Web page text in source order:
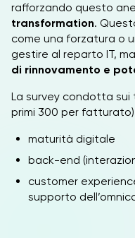
rafforzando questo
transformation.
come una forzatura o
gestire al reparto IT,
di rinnovamento e
La survey condotta
primi 300 per
maturità digitale
back-end
customer
supporto